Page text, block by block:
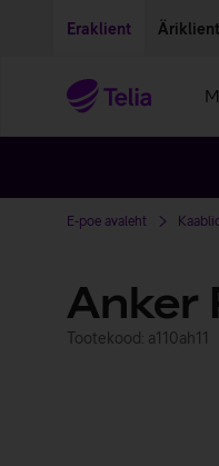
Eraklient Äriklient
E-poe avaleht
Anker
Tootekood: a110ah11